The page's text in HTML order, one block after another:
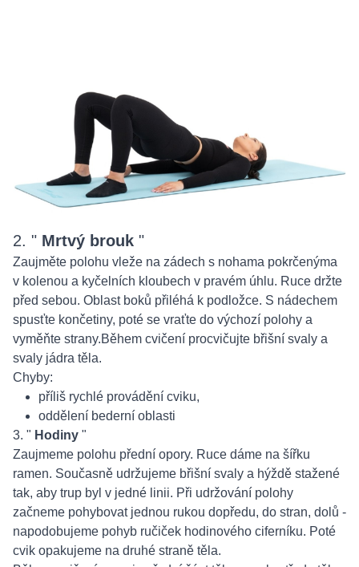
2. " Mrtvý brouk "
Zaujměte polohu vleže na zádech s nohama pokrčenýma
v kolenou a kyčelních kloubech v pravém úhlu. Ruce držte
před sebou. Oblast boků přiléhá k podložce. S nádechem
spusťte končetiny, poté se vraťte do výchozí polohy a
vyměňte strany.Během cvičení procvičujte břišní svaly a
svaly jádra těla.
Chyby:
příliš rychlé provádění cviku,
oddělení bederní oblasti
3. " Hodiny "
Zaujmeme polohu přední opory. Ruce dáme na šířku
ramen. Současně udržujeme břišní svaly a hýždě stažené
tak, aby trup byl v jedné linii. Při udržování polohy
začneme pohybovat jednou rukou dopředu, do stran, dolů -
napodobujeme pohyb ručiček hodinového ciferníku. Poté
cvik opakujeme na druhé straně těla.